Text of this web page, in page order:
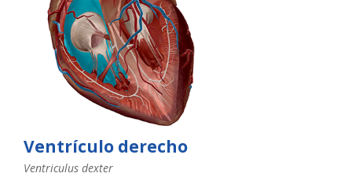
Ventrículo derecho
Ventriculus dexter